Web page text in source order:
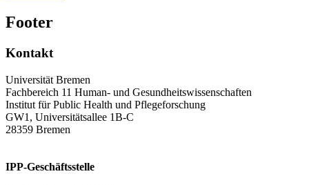
Footer
Kontakt
Universität Bremen
Fachbereich 11 Human- und Gesundheitswissenschaften
Institut für Public Health und Pflegeforschung
GW1, Universitätsallee 1B-C
28359 Bremen
IPP-Geschäftsstelle